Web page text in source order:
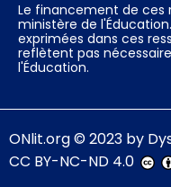
Le financement de ces
ministère de
exprimées dans ces
reflètent pas
l'Éducation.
ONlit.org© 2023 by
CC BY-NC-ND 4.0